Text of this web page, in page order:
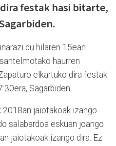
festak hasi bitarte,
du hilaren 15ean
haurren
elkartuko dira festak
Sagarbiden.
2018an jaiotakoak izango
salabardoa eskuan joango
jaiotakoak izango dira. Ez